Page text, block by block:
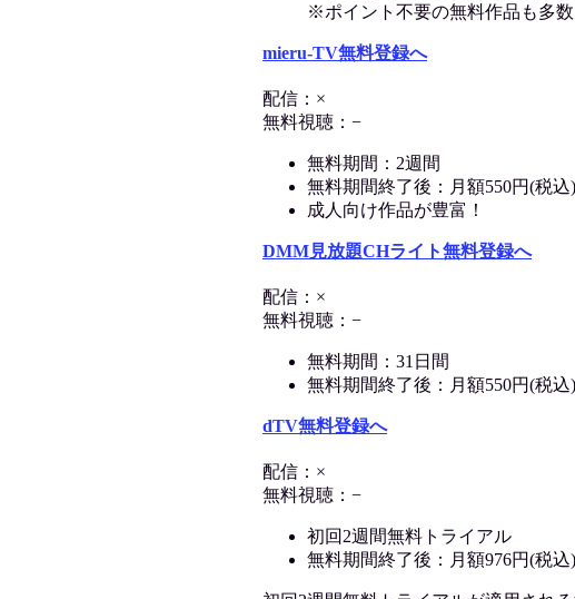
※ポイント不要の無料作品も多
mieru-TV無料登録へ
配信：×
無料視聴：−
無料期間：2週間
無料期間終了後：月額550円(税込)
成人向け作品が豊富！
DMM見放題CHライト無料登録へ
配信：×
無料視聴：−
無料期間：31日間
無料期間終了後：月額550円(税込)
dTV無料登録へ
配信：×
無料視聴：−
初回2週間無料トライアル
無料期間終了後：月額976円(税込)